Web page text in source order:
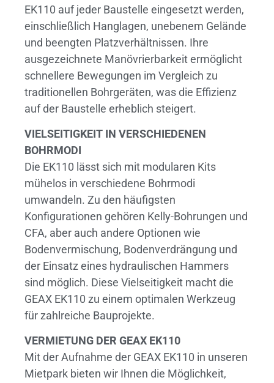
EK110 auf jeder Baustelle eingesetzt werden,
einschließlich Hanglagen, unebenem Gelände
und beengten Platzverhältnissen. Ihre
ausgezeichnete Manövrierbarkeit ermöglicht
schnellere Bewegungen im Vergleich zu
traditionellen Bohrgeräten, was die Effizienz
auf der Baustelle erheblich steigert.
VIELSEITIGKEIT IN VERSCHIEDENEN
BOHRMODI
Die EK110 lässt sich mit modularen Kits
mühelos in verschiedene Bohrmodi
umwandeln. Zu den häufigsten
Konfigurationen gehören Kelly-Bohrungen und
CFA, aber auch andere Optionen wie
Bodenvermischung, Bodenverdrängung und
der Einsatz eines hydraulischen Hammers
sind möglich. Diese Vielseitigkeit macht die
GEAX EK110 zu einem optimalen Werkzeug
für zahlreiche Bauprojekte.
VERMIETUNG DER GEAX EK110
Mit der Aufnahme der GEAX EK110 in unseren
Mietpark bieten wir Ihnen die Möglichkeit,